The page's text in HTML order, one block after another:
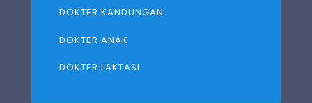
DOKTER KANDUNGAN
DOKTER ANAK
DOKTER LAKTASI